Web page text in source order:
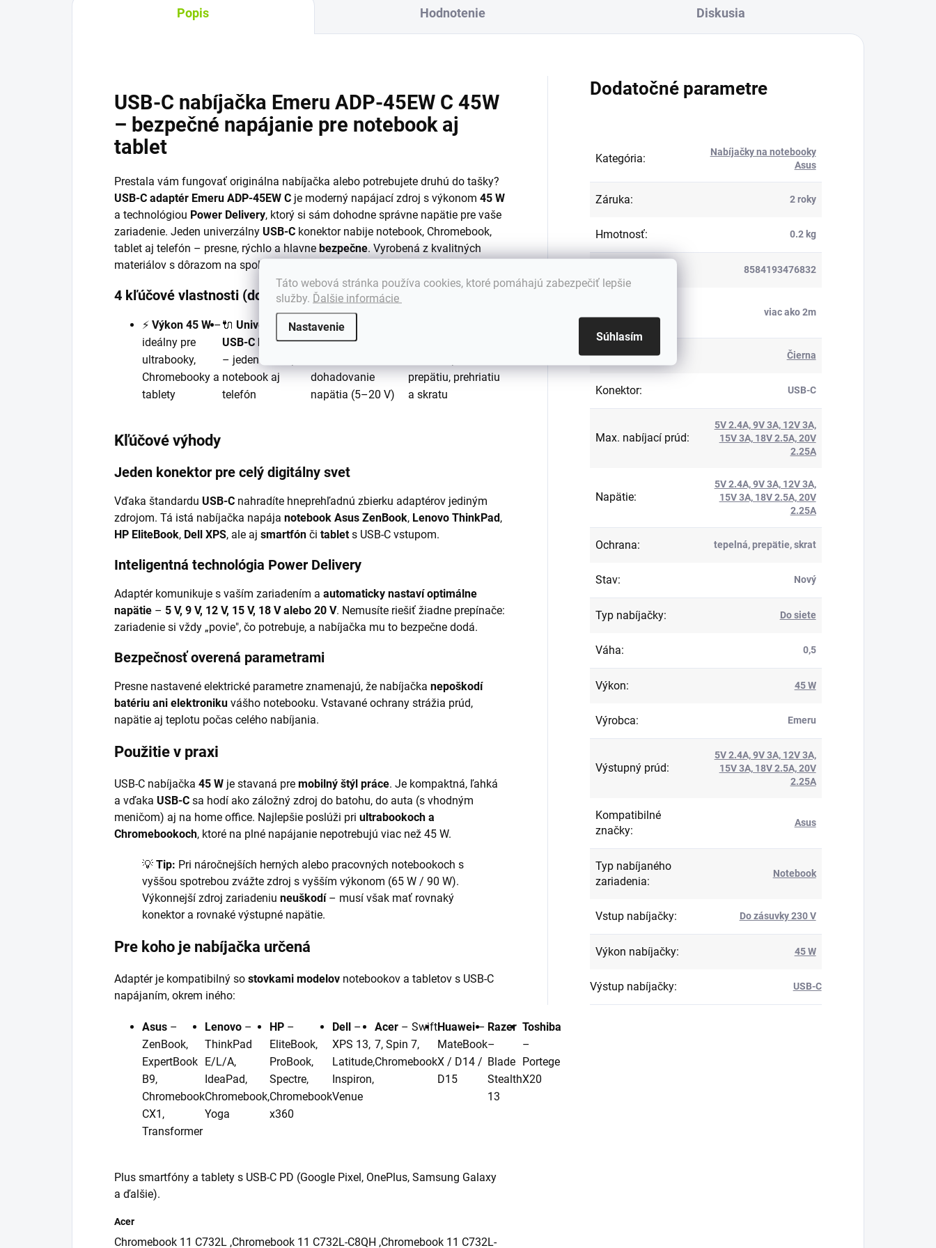
Táto webová stránka používa cookies, ktoré pomáhajú zabezpečiť lepšie
služby. Ďalšie informácie
Nastavenie
Súhlasím
Popis Hodnotenie Diskusia
USB-C nabíjačka Emeru ADP-45EW C 45W
– bezpečné napájanie pre notebook aj
tablet
Prestala vám fungovať originálna nabíjačka alebo potrebujete druhú do tašky?
USB-C adaptér Emeru ADP-45EW C je moderný napájací zdroj s výkonom 45 W
a technológiou Power Delivery, ktorý si sám dohodne správne napätie pre vaše
zariadenie. Jeden univerzálny USB-C konektor nabije notebook, Chromebook,
tablet aj telefón – presne, rýchlo a hlavne bezpečne. Vyrobená z kvalitných
materiálov s dôrazom na spoľahlivosť, aby vaše zariadenie slúžilo dlhé roky.
4 kľúčové vlastnosti (do boxu pod cenu)
⚡ Výkon 45 W–
ideálny pre
ultrabooky,
Chromebooky a
tablety
🔌 Univerzálny
USB-C konektor
– jeden kábel pre
notebook aj
telefón
🧠Power Delivery
– inteligentné
dohadovanie
napätia (5–20 V)
prepätiu, prehriatiu
a skratu
Kľúčové výhody
Jeden konektor pre celý digitálny svet
Vďaka štandardu USB-C nahradíte hneprehľadnú zbierku adaptérov jediným
zdrojom. Tá istá nabíjačka napája notebook Asus ZenBook, Lenovo ThinkPad,
HP EliteBook, Dell XPS, ale aj smartfón či tablets USB-C vstupom.
Inteligentná technológia Power Delivery
Adaptér komunikuje s vaším zariadením a automaticky nastaví optimálne
napätie – 5 V, 9 V, 12 V, 15 V, 18 V alebo 20 V. Nemusíte riešiť žiadne prepínače:
zariadenie si vždy „povie", čo potrebuje, a nabíjačka mu to bezpečne dodá.
Bezpečnosť overená parametrami
Presne nastavené elektrické parametre znamenajú, že nabíjačka nepoškodí
batériu ani elektroniku vášho notebooku. Vstavané ochrany strážia prúd,
napätie aj teplotu počas celého nabíjania.
Použitie v praxi
USB-C nabíjačka 45 W je stavaná pre mobilný štýl práce. Je kompaktná, ľahká
a vďaka USB-C sa hodí ako záložný zdroj do batohu, do auta (s vhodným
meničom) aj na home office. Najlepšie poslúži pri ultrabookoch a
Chromebookoch, ktoré na plné napájanie nepotrebujú viac než 45 W.
💡 Tip: Pri náročnejších herných alebo pracovných notebookoch s
vyššou spotrebou zvážte zdroj s vyšším výkonom (65 W / 90 W).
Výkonnejší zdroj zariadeniu neuškodí– musí však mať rovnaký
konektor a rovnaké výstupné napätie.
Pre koho je nabíjačka určená
Adaptér je kompatibilný so stovkami modelov notebookov a tabletov s USB-C
napájaním, okrem iného:
Asus –
ZenBook,
ExpertBook
B9,
Chromebook
CX1,
Transformer
Lenovo –
ThinkPad
E/L/A,
IdeaPad,
Chromebook,
Yoga
HP –
EliteBook,
ProBook,
Spectre,
Chromebook
x360
Dell –
XPS 13,
Latitude,
Inspiron,
Venue
Acer – Swift
7, Spin 7,
Chromebook
Huawei–
MateBook
X / D14 /
D15
Razer
–
Blade
Stealth
13
Toshiba
–
Portege
X20
Plus smartfóny a tablety s USB-C PD (Google Pixel, OnePlus, Samsung Galaxy
a ďalšie).
Acer
Chromebook 11 C732L ,Chromebook 11 C732L-C8QH ,Chromebook 11 C732L-
Dodatočné parametre
Kategória:
Nabíjačky na notebooky
Asus
Záruka: 2 roky
Hmotnosť: 0.2 kg
8584193476832
kábla:
viac ako 2m
Farba: Čierna
Konektor: USB-C
Max. nabíjací prúd:
5V 2.4A, 9V 3A, 12V 3A,
15V 3A, 18V 2.5A, 20V
2.25A
Napätie:
5V 2.4A, 9V 3A, 12V 3A,
15V 3A, 18V 2.5A, 20V
2.25A
Ochrana: tepelná, prepätie, skrat
Stav: Nový
Typ nabíjačky: Do siete
Váha: 0,5
Výkon: 45 W
Výrobca: Emeru
Výstupný prúd:
5V 2.4A, 9V 3A, 12V 3A,
15V 3A, 18V 2.5A, 20V
2.25A
Kompatibilné
značky:
Asus
Typ nabíjaného
zariadenia:
Notebook
Vstup nabíjačky: Do zásuvky 230 V
Výkon nabíjačky: 45 W
Výstup nabíjačky: USB-C